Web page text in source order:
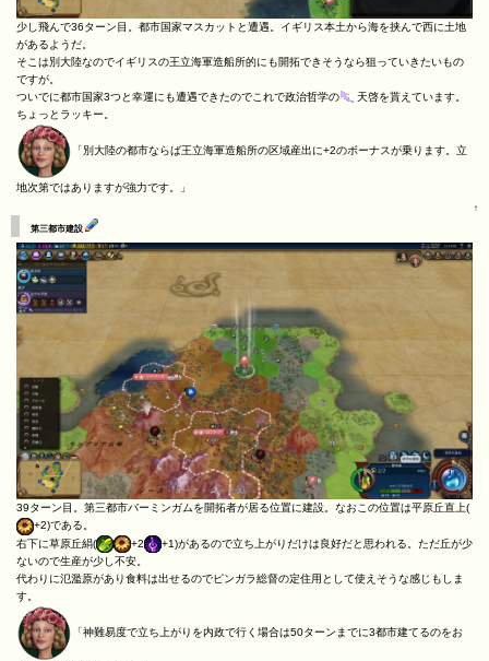
少し飛んで36ターン目。都市国家マスカットと遭遇。イギリス本土から海を挟んで西に土地
があるようだ。
そこは別大陸なのでイギリスの王立海軍造船所的にも開拓できそうなら狙っていきたいもの
ですが。
ついでに都市国家3つと幸運にも遭遇できたのでこれで政治哲学の
天啓を貰えています。
ちょっとラッキー。
「別大陸の都市ならば王立海軍造船所の区域産出に+2のボーナスが乗ります。立
地次第ではありますが強力です。」
↑
第三都市建設
39ターン目。第三都市バーミンガムを開拓者が居る位置に建設。なおこの位置は平原丘直上(
+2)である。
右下に草原丘絹(
+2
+1)があるので立ち上がりだけは良好だと思われる。ただ丘が少
ないので生産が少し不安。
代わりに氾濫原があり食料は出せるのでピンガラ総督の定住用として使えそうな感じもしま
す。
「神難易度で立ち上がりを内政で行く場合は50ターンまでに3都市建てるのをお